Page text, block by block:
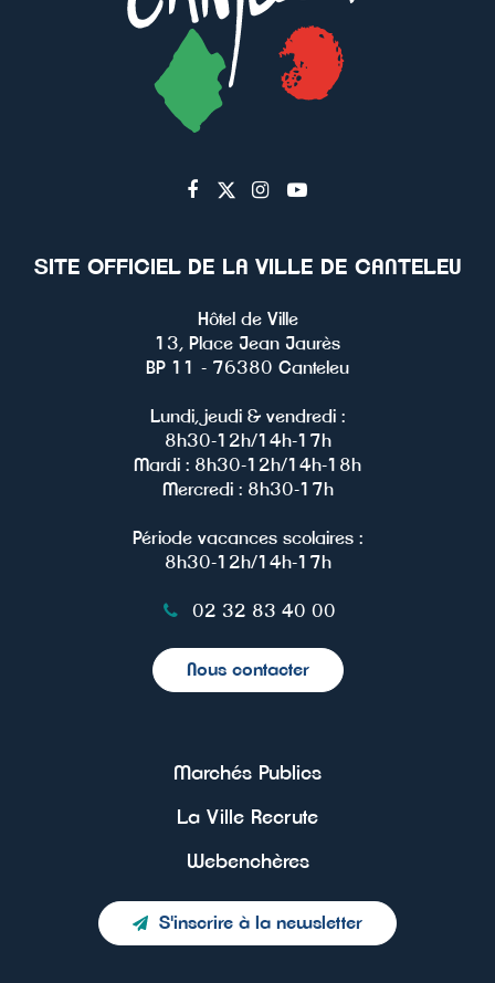
Lien
le
Facebook
Lien
le
Twitter
Lien
le
Instagram
Lien
la
Youtube
SITE OFFICIEL DE LA VILLE DE CANTELEU
Hôtel de Ville
13, Place Jean Jaurès
BP 11 - 76380 Canteleu
Lundi, jeudi & vendredi :
8h30-12h/14h-17h
Mardi : 8h30-12h/14h-18h
Mercredi : 8h30-17h
Période vacances scolaires :
8h30-12h/14h-17h
02 32 83 40 00
Nous contacter
Marchés Publics
La Ville Recrute
Webenchères
S'inscrire à la newsletter